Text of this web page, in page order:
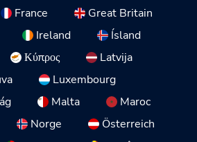
France
Great Britain
Ireland
Ísland
Κύπρος
Latvija
Luxembourg
Malta
Maroc
Norge
Österreich